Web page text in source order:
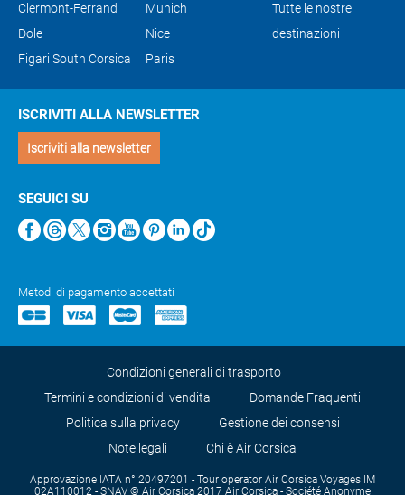
Clermont-Ferrand
Dole
Figari South Corsica
Munich
Nice
Paris
Tutte le nostre
destinazioni
ISCRIVITI ALLA NEWSLETTER
Iscriviti alla newsletter
SEGUICI SU
Metodi di pagamento accettati
Condizioni generali di trasporto
Termini e condizioni di vendita
Domande Fraquenti
Politica sulla privacy
Gestione dei consensi
Note legali
Chi è Air Corsica
Approvazione IATA n° 20497201 - Tour operator Air Corsica Voyages IM
02A110012 - SNAV © Air Corsica 2017 Air Corsica - Société Anonyme